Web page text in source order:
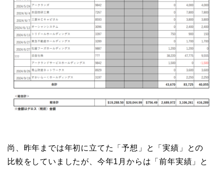
尚、昨年までは年初に立てた「予想」と「実績」との
比較をしていましたが、今年1月からは「前年実績」と